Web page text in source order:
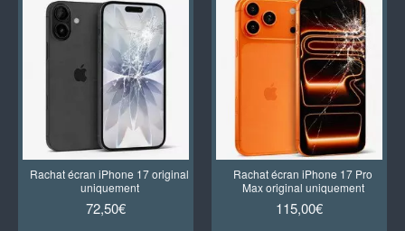
Rachat écran iPhone 17 original
uniquement
72,50€
Rachat écran iPhone 17 Pro
Max original uniquement
115,00€